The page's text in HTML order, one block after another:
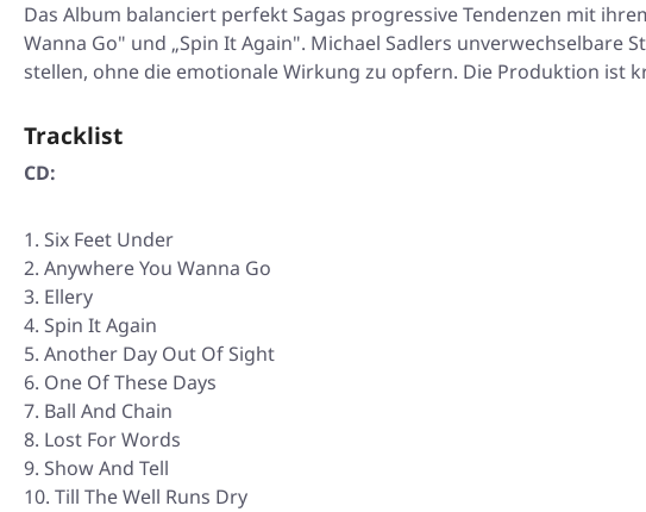
Das Album balanciert perfekt Sagas progressive Tendenzen mit
Wanna Go" und „Spin It Again". Michael Sadlers
stellen, ohne die emotionale Wirkung zu opfern. Die Produktion ist
Tracklist
CD:
Six Feet Under
Anywhere You Wanna Go
Ellery
Spin It Again
Another Day Out Of Sight
One Of These Days
Ball And Chain
Lost For Words
Show And Tell
Till The Well Runs Dry